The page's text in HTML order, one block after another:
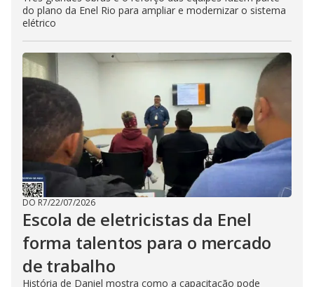
do plano da Enel Rio para ampliar e modernizar o sistema
elétrico
DO R7/22/07/2026
Escola de eletricistas da Enel
forma talentos para o mercado
de trabalho
História de Daniel mostra como a capacitação pode